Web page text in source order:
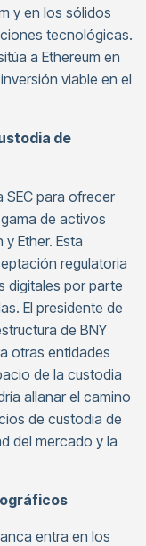
y en los sólidos
tecnológicas.
a Ethereum en
viable en el
de
SEC para ofrecer
de activos
Ether. Esta
regulatoria
digitales por parte
El presidente de
de BNY
otras entidades
de la custodia
allanar el camino
de custodia de
del mercado y la
entra en los